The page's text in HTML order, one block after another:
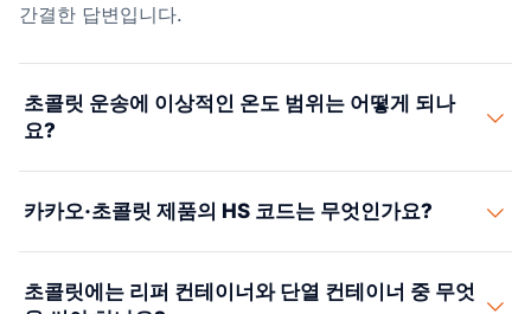
간결한 답변입니다.
초콜릿 운송에 이상적인 온도 범위는 어떻게 되나
요?
선적하는 것이 좋습니다. 75°F를 넘으면 지방 블룸이 생기
고, 55°F 아래로 내려가면 상온으로 돌아왔을 때 설탕 블룸
이 생길 수 있습니다. 당사는 65°F로 설정한 리퍼 컨테이너
를 쓰고, 운송 내내 이 좁은 온도대를 유지하도록 계속 점검
카카오·초콜릿 제품의 HS 코드는 무엇인가요?
오 페이스트는 HS 1803, 카카오 버터는 HS 1804, 코코아
초콜릿에는 리퍼 컨테이너와 단열 컨테이너 중 무엇